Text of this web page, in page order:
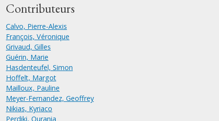
Contributeurs
Calvo, Pierre-Alexis
François, Véronique
Grivaud, Gilles
Guérin, Marie
Hasdenteufel, Simon
Hoffelt, Margot
Mailloux, Pauline
Meyer-Fernandez, Geoffrey
Nikias, Kyriaco
Perdiki, Ourania